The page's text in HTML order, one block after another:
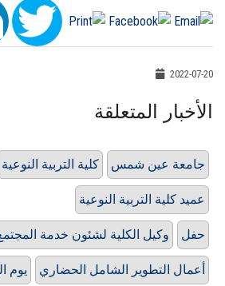
2022-07-20
الأخبار المتعلقة
كلية التربية النوعية جامعة عين شمس
عميد كلية التربية النوعية
وكيل الكلية لشئون خدمة المجتمع حفل
يوم أعمال التطوير الشامل الحضاري